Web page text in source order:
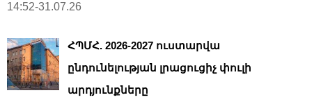
14:52-31.07.26
ՀՊՄՀ. 2026-2027 ուստարվա
ընդունելության լրացուցիչ փուլի
արդյունքները